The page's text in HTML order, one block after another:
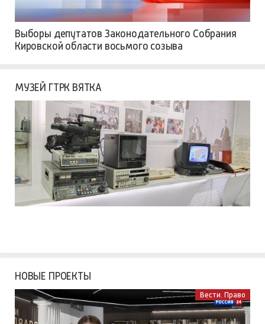
Выборы депутатов Законодательного Собрания
Кировской области восьмого созыва
МУЗЕЙ ГТРК ВЯТКА
НОВЫЕ ПРОЕКТЫ
Вести. Право